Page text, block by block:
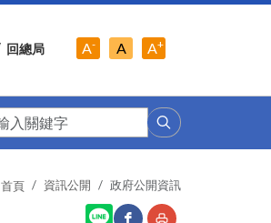
回總局 A-
級
A中
A+
級
搜
尋
首頁 資訊公開 政府公開資訊